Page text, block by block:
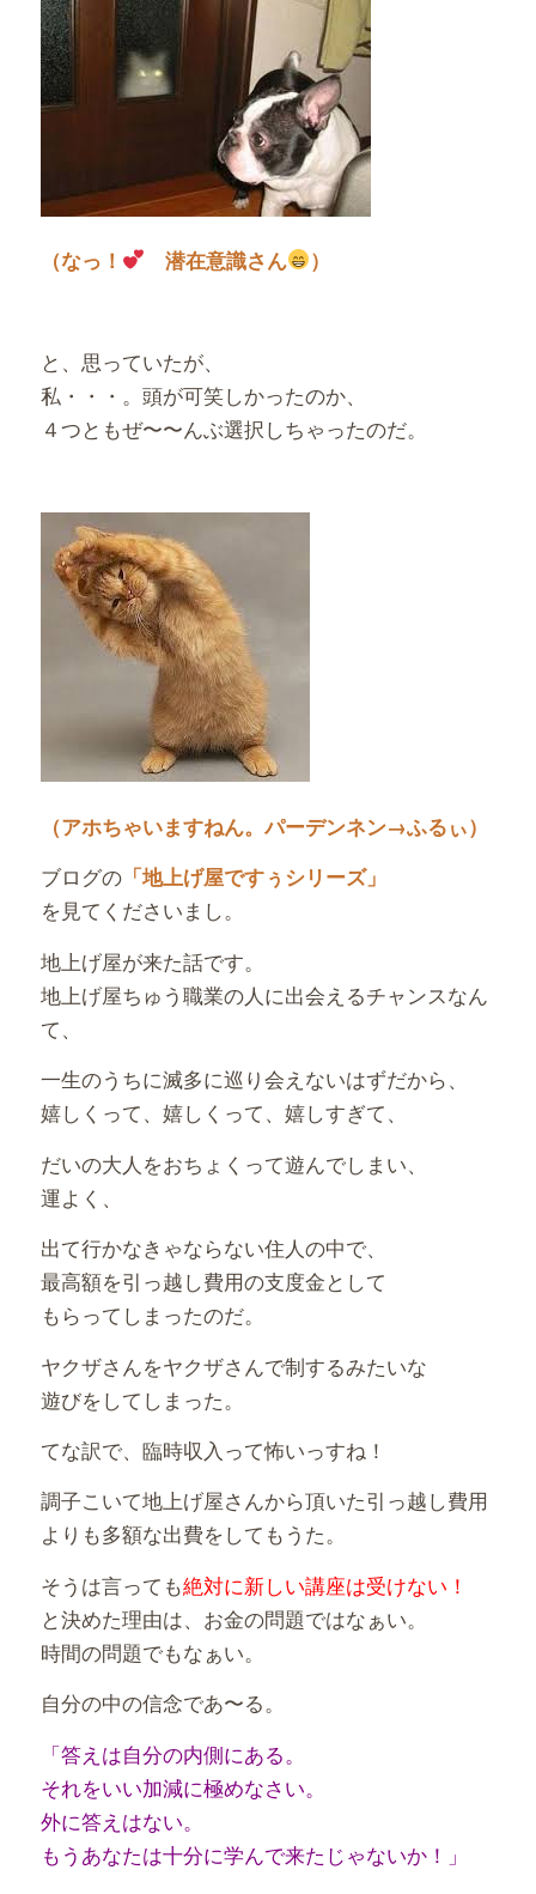
（なっ！ 潜在意識さん ）
と、思っていたが、
私・・・。頭が可笑しかったのか、
４つともぜ〜〜んぶ選択しちゃったのだ。
（アホちゃいますねん。パーデンネン→ふるぃ）
ブログの「地上げ屋ですぅシリーズ」
を見てくださいまし。
地上げ屋が来た話です。
地上げ屋ちゅう職業の人に出会えるチャンスなん
て、
一生のうちに滅多に巡り会えないはずだから、
嬉しくって、嬉しくって、嬉しすぎて、
だいの大人をおちょくって遊んでしまい、
運よく、
出て行かなきゃならない住人の中で、
最高額を引っ越し費用の支度金として
もらってしまったのだ。
ヤクザさんをヤクザさんで制するみたいな
遊びをしてしまった。
てな訳で、臨時収入って怖いっすね！
調子こいて地上げ屋さんから頂いた引っ越し費用
よりも多額な出費をしてもうた。
そうは言っても絶対に新しい講座は受けない！
と決めた理由は、お金の問題ではなぁい。
時間の問題でもなぁい。
自分の中の信念であ〜る。
「答えは自分の内側にある。
それをいい加減に極めなさい。
外に答えはない。
もうあなたは十分に学んで来たじゃないか！」